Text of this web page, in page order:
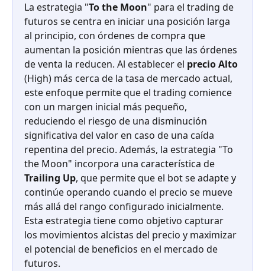
La estrategia "To the Moon" para el trading de
futuros se centra en iniciar una posición larga
al principio, con órdenes de compra que
aumentan la posición mientras que las órdenes
de venta la reducen. Al establecer el precio Alto
(High) más cerca de la tasa de mercado actual,
este enfoque permite que el trading comience
con un margen inicial más pequeño,
reduciendo el riesgo de una disminución
significativa del valor en caso de una caída
repentina del precio. Además, la estrategia "To
the Moon" incorpora una característica de
Trailing Up, que permite que el bot se adapte y
continúe operando cuando el precio se mueve
más allá del rango configurado inicialmente.
Esta estrategia tiene como objetivo capturar
los movimientos alcistas del precio y maximizar
el potencial de beneficios en el mercado de
futuros.